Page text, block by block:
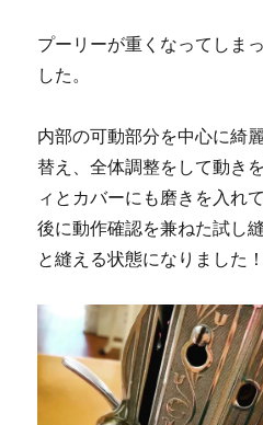
プーリーが重くなってしま
した。
内部の可動部分を中心に綺
替え、全体調整をして動き
ィとカバーにも磨きを入れ
後に動作確認を兼ねた試し
と縫える状態になりました！